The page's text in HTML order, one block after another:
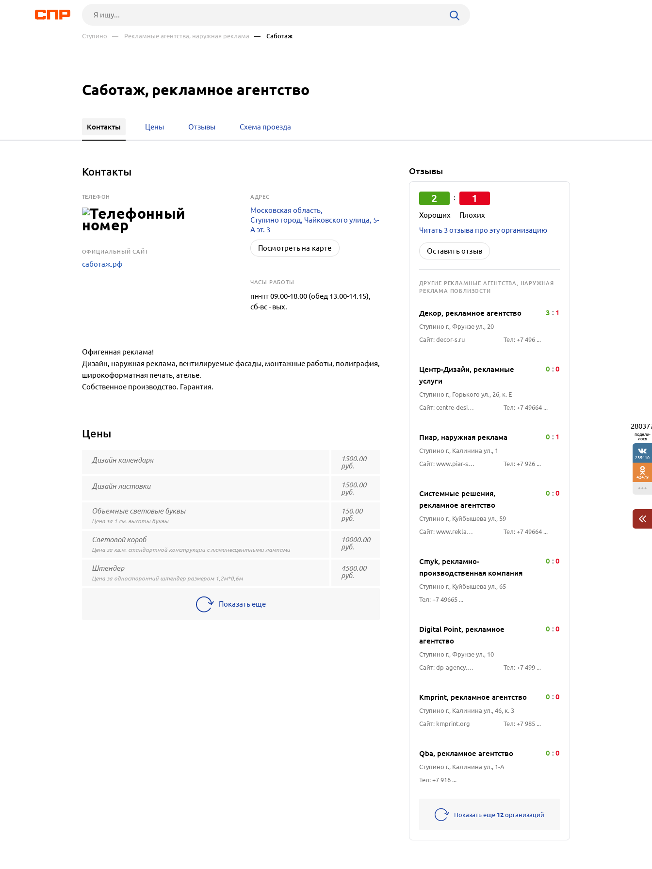
Ступино — Рекламные агентства, наружная реклама — Саботаж
Саботаж, рекламное агентство
Контакты Цены Отзывы Схема проезда
Контакты
ТЕЛЕФОН
OФИЦИАЛЬНЫЙ САЙТ
саботаж.рф
АДРЕС
Московская область,
Ступино город, Чайковского улица, 5-
А эт. 3
Посмотреть на карте
ЧАСЫ РАБОТЫ
пн-пт 09.00-18.00 (обед 13.00-14.15),
сб-вс - вых.
Офигенная реклама!
Дизайн, наружная реклама, вентилируемые фасады, монтажные работы, полиграфия,
широкоформатная печать, ателье.
Собственное производство. Гарантия.
Цены
Дизайн календаря
1500.00
руб.
Дизайн листовки
1500.00
руб.
Объемные световые буквы
Цена за 1 см. высоты буквы
150.00
руб.
Световой короб
Цена за кв.м. стандартной конструкции с люминесцентными лампами
10000.00
руб.
Штендер
Цена за односторонний штендер размером 1,2м*0,6м
4500.00
руб.
Показать еще
Отзывы
2
Хороших
: 1
Плохих
Читать 3 отзыва про эту организацию
Оставить отзыв
ДРУГИЕ РЕКЛАМНЫЕ АГЕНТСТВА, НАРУЖНАЯ
РЕКЛАМА ПОБЛИЗОСТИ
Декор, рекламное агентство 3 : 1
Ступино г., Фрунзе ул., 20
Сайт: decor-s.ru
Тел: +7 496 ...
Центр-Дизайн, рекламные
услуги
0 :0
Ступино г., Горького ул., 26, к. Е
Сайт: centre-design.com
Тел: +7 49664 ...
Пиар, наружная реклама 0 : 1
Ступино г., Калинина ул., 1
Сайт: www.piar-st.ru
Тел: +7 926 ...
Системные решения,
рекламное агентство
0 :0
Ступино г., Куйбышева ул., 59
Сайт: www.reklama-st.ru
Тел: +7 49664 ...
Cmyk, рекламно-
производственная компания
0 :0
Ступино г., Куйбышева ул., 65
Тел: +7 49665 ...
Digital Point, рекламное
агентство
0 :0
Ступино г., Фрунзе ул., 10
Сайт: dp-agency.com
Тел: +7 499 ...
Kmprint, рекламное агентство 0 :0
Ступино г., Калинина ул., 46, к. 3
Сайт: kmprint.org
Тел: +7 985 ...
Qba, рекламное агентство 0 :0
Ступино г., Калинина ул., 1-А
Тел: +7 916 ...
Показать еще 12организаций
подели-
лось
235410
42479